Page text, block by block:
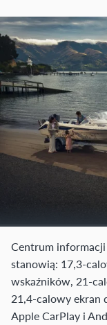
Centrum
stanowią: 17,3-
wskaźników, 21-
21,4-calowy ekran
Apple CarPlay i